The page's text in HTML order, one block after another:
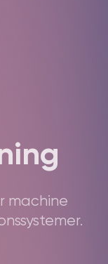
machine